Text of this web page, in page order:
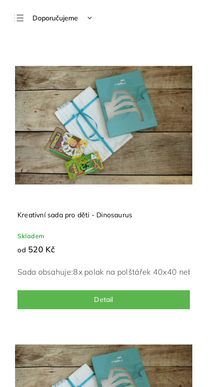
Doporučujeme
Nejprodávanější
Abecedně
Kreativní sada pro děti - Dinosaurus
Skladem
od 520 Kč
Detail
Sada obsahuje:8x polak na polštářek 40x40 nebo